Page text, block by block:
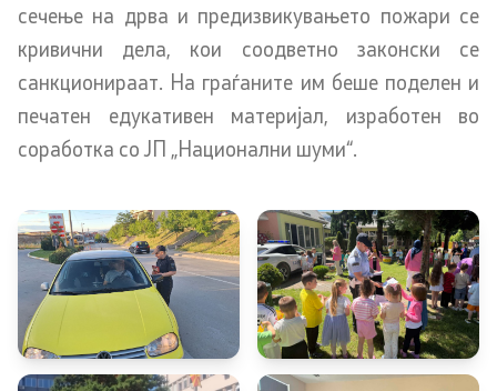
Полагање возачки испит
Полагање на стручен испит
Корисни информации за државјаните на РСМ кои
живееат во странство
Адреси и контакт телефони
CSCA-MK
Односи со јавност
сечење на дрва и предизвикувањето пожари се
кривични дела, кои соодветно законски се
санкционираат. На граѓаните им беше поделен и
печатен едукативен материјал, изработен во
соработка со ЈП „Национални шуми“.